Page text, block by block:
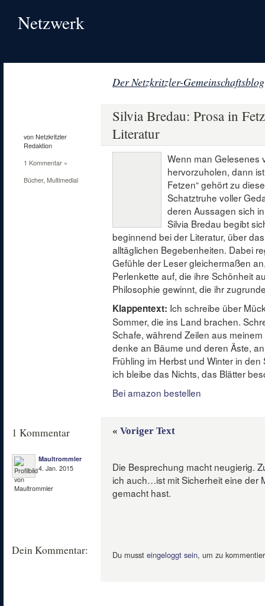
Netzwerk
Der Netzkritzler-Gemeinschaftsblog
von Netzkritzler
Redaktion
1 Kommentar »
Bücher, Multimedial
Silvia Bredau: Prosa in
Literatur
Wenn man Gelesenes
hervorzuholen, dann
Fetzen“ gehört zu
Schatztruhe voller
deren Aussagen sich
Silvia Bredau begibt
beginnend bei der Literatur, über
alltäglichen Begebenheiten. Dabei
Gefühle der Leser gleichermaßen
Perlenkette auf, die ihre Schönheit
Philosophie gewinnt, die ihr
Klappentext: Ich schreibe über
Sommer, die ins Land brachen.
Schafe, während Zeilen aus
denke an Bäume und deren Äste,
Frühling im Herbst und Winter in
ich bleibe das Nichts, das Blätter
Bei amazon bestellen
1 Kommentar « Voriger Text
Maultrommler
4. Jan. 2015
Die Besprechung macht neugierig.
ich auch…ist mit Sicherheit eine der
gemacht hast.
Dein Kommentar: Du musst eingeloggt sein, um zu